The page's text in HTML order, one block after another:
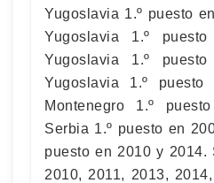
Yugoslavia 1.º puesto
Yugoslavia 1.º
Yugoslavia 1.º
Yugoslavia 1.º
Montenegro 1.º
Serbia 1.º puesto en
puesto en 2010 y 2014.
2010, 2011, 2013,